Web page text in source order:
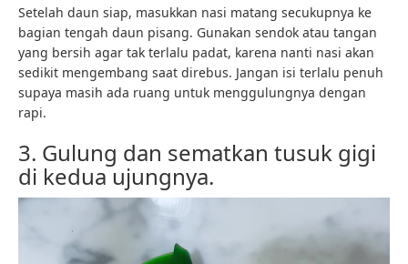
Setelah daun siap, masukkan nasi matang secukupnya ke
bagian tengah daun pisang. Gunakan sendok atau tangan
yang bersih agar tak terlalu padat, karena nanti nasi akan
sedikit mengembang saat direbus. Jangan isi terlalu penuh
supaya masih ada ruang untuk menggulungnya dengan
rapi.
3. Gulung dan sematkan tusuk gigi
di kedua ujungnya.